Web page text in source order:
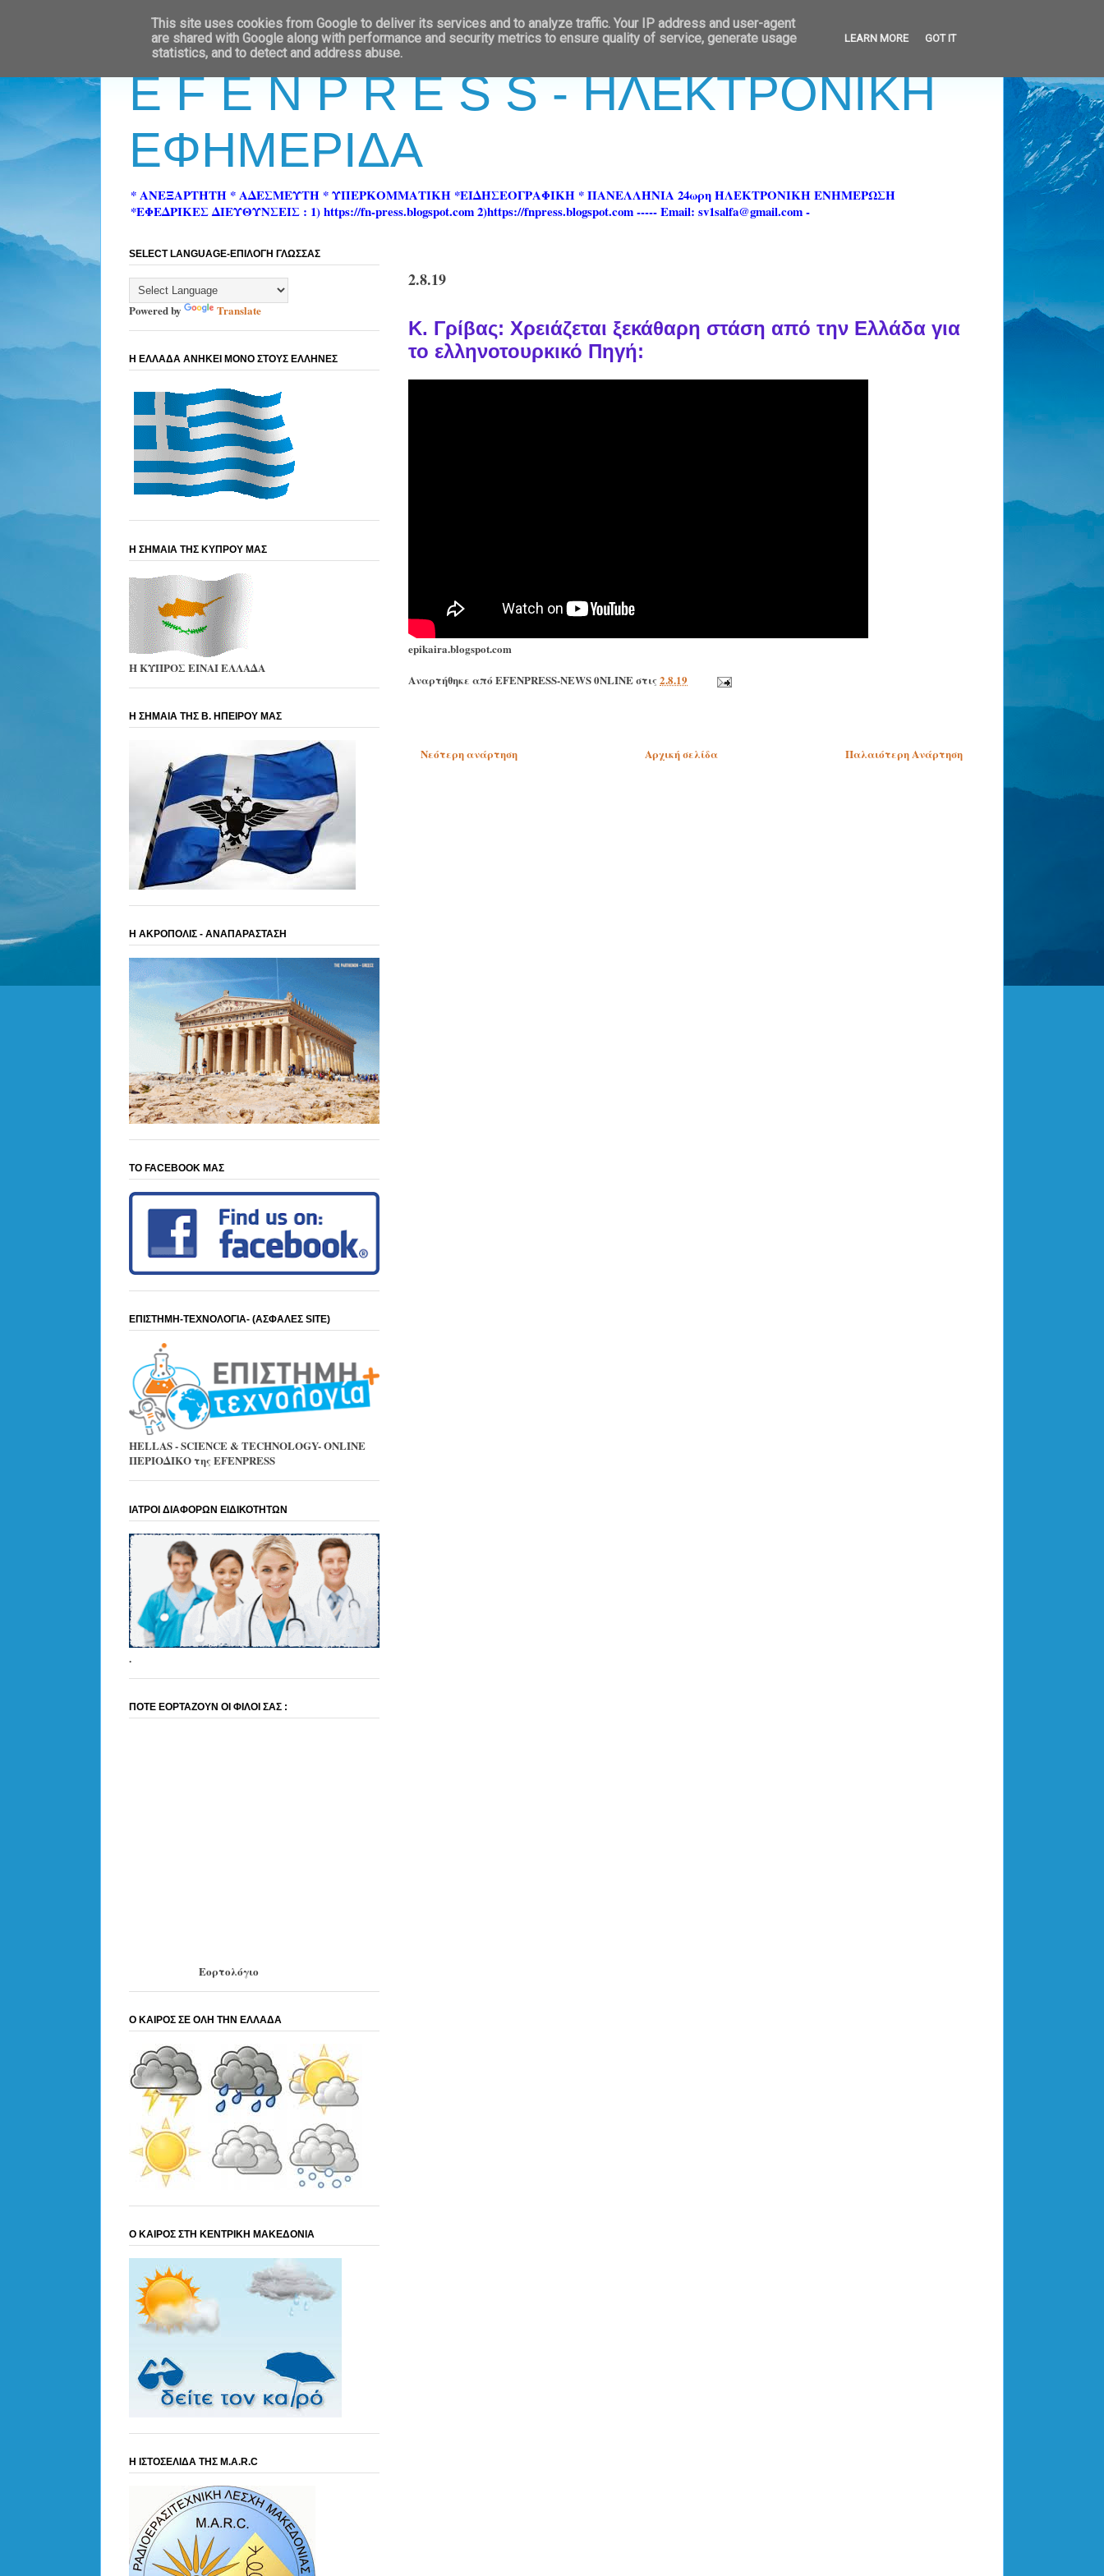
E F E N P R E S S - ΗΛΕΚΤΡΟΝΙΚΗ
ΕΦΗΜΕΡΙΔΑ
* ΑΝΕΞΑΡΤΗΤΗ * ΑΔΕΣΜΕΥΤΗ * ΥΠΕΡΚΟΜΜΑΤΙΚΗ *ΕΙΔΗΣΕΟΓΡΑΦΙΚΗ * ΠΑΝΕΛΛΗΝΙΑ 24ωρη ΗΛΕΚΤΡΟΝΙΚΗ ΕΝΗΜΕΡΩΣΗ
*ΕΦΕΔΡΙΚΕΣ ΔΙΕΥΘΥΝΣΕΙΣ : 1) https://fn-press.blogspot.com 2)https://fnpress.blogspot.com ----- Email: sv1salfa@gmail.com -
2.8.19
Κ. Γρίβας: Χρειάζεται ξεκάθαρη στάση από την Ελλάδα για
το ελληνοτουρκικό Πηγή:
epikaira.blogspot.com
Αναρτήθηκε από EFENPRESS-NEWS 0NLINEστις 2.8.19
Νεότερη ανάρτηση Παλαιότερη Ανάρτηση
Αρχική σελίδα
SELECT LANGUAGE-ΕΠΙΛΟΓΗ ΓΛΩΣΣΑΣ
Powered by Translate
Η ΕΛΛΑΔΑ ΑΝΗΚΕΙ ΜΟΝΟ ΣΤΟΥΣ ΕΛΛΗΝΕΣ
Η ΣΗΜΑΙΑ ΤΗΣ ΚΥΠΡΟΥ ΜΑΣ
Η ΚΥΠΡΟΣ ΕΙΝΑΙ ΕΛΛΑΔΑ
Η ΣΗΜΑΙΑ ΤΗΣ Β. ΗΠΕΙΡΟΥ ΜΑΣ
Η ΑΚΡΟΠΟΛΙΣ - ΑΝΑΠΑΡΑΣΤΑΣΗ
ΤΟ FACEBOOK ΜΑΣ
ΕΠΙΣΤΗΜΗ-ΤΕΧΝΟΛΟΓΙΑ- (ΑΣΦΑΛΕΣ SITE)
HELLAS - SCIENCE & TECHNOLOGY- ONLINE
ΠΕΡΙΟΔΙΚΟ της EFENPRESS
ΙΑΤΡΟΙ ΔΙΑΦΟΡΩΝ ΕΙΔΙΚΟΤΗΤΩΝ
.
ΠΟΤΕ ΕΟΡΤΑΖΟΥΝ ΟΙ ΦΙΛΟΙ ΣΑΣ :
Εορτολόγιο
Ο ΚΑΙΡΟΣ ΣΕ ΟΛΗ ΤΗΝ ΕΛΛΑΔΑ
Ο ΚΑΙΡΟΣ ΣΤΗ ΚΕΝΤΡΙΚΗ ΜΑΚΕΔΟΝΙΑ
Η ΙΣΤΟΣΕΛΙΔΑ ΤΗΣ M.A.R.C
This site uses cookies from Google to deliver its services and to analyze traffic. Your IP address and user-agent
are shared with Google along with performance and security metrics to ensure quality of service, generate usage
statistics, and to detect and address abuse.
LEARN MORE GOT IT